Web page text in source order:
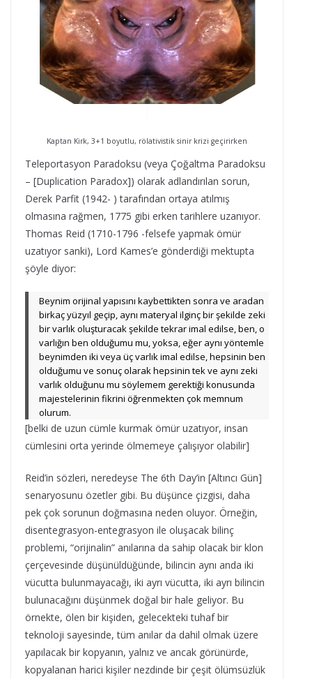
Kaptan Kirk, 3+1 boyutlu, rölativistik sinir krizi geçirirken
Teleportasyon Paradoksu (veya Çoğaltma Paradoksu
– [Duplication Paradox]) olarak adlandırılan sorun,
Derek Parfit (1942- ) tarafından ortaya atılmış
olmasına rağmen, 1775 gibi erken tarihlere uzanıyor.
Thomas Reid (1710-1796 -felsefe yapmak ömür
uzatıyor sanki), Lord Kames’e gönderdiği mektupta
şöyle diyor:
Beynim orijinal yapısını kaybettikten sonra ve aradan
birkaç yüzyıl geçip, aynı materyal ilginç bir şekilde zeki
bir varlık oluşturacak şekilde tekrar imal edilse, ben, o
varlığın ben olduğumu mu, yoksa, eğer aynı yöntemle
beynimden iki veya üç varlık imal edilse, hepsinin ben
olduğumu ve sonuç olarak hepsinin tek ve aynı zeki
varlık olduğunu mu söylemem gerektiği konusunda
majestelerinin fikrini öğrenmekten çok memnum
olurum.
[belki de uzun cümle kurmak ömür uzatıyor, insan
cümlesini orta yerinde ölmemeye çalışıyor olabilir]
Reid’in sözleri, neredeyse The 6th Day’in [Altıncı Gün]
senaryosunu özetler gibi. Bu düşünce çizgisi, daha
pek çok sorunun doğmasına neden oluyor. Örneğin,
disentegrasyon-entegrasyon ile oluşacak bilinç
problemi, “orijinalin” anılarına da sahip olacak bir klon
çerçevesinde düşünüldüğünde, bilincin aynı anda iki
vücutta bulunmayacağı, iki ayrı vücutta, iki ayrı bilincin
bulunacağını düşünmek doğal bir hale geliyor. Bu
örnekte, ölen bir kişiden, gelecekteki tuhaf bir
teknoloji sayesinde, tüm anılar da dahil olmak üzere
yapılacak bir kopyanın, yalnız ve ancak görünürde,
kopyalanan harici kişiler nezdinde bir çeşit ölümsüzlük